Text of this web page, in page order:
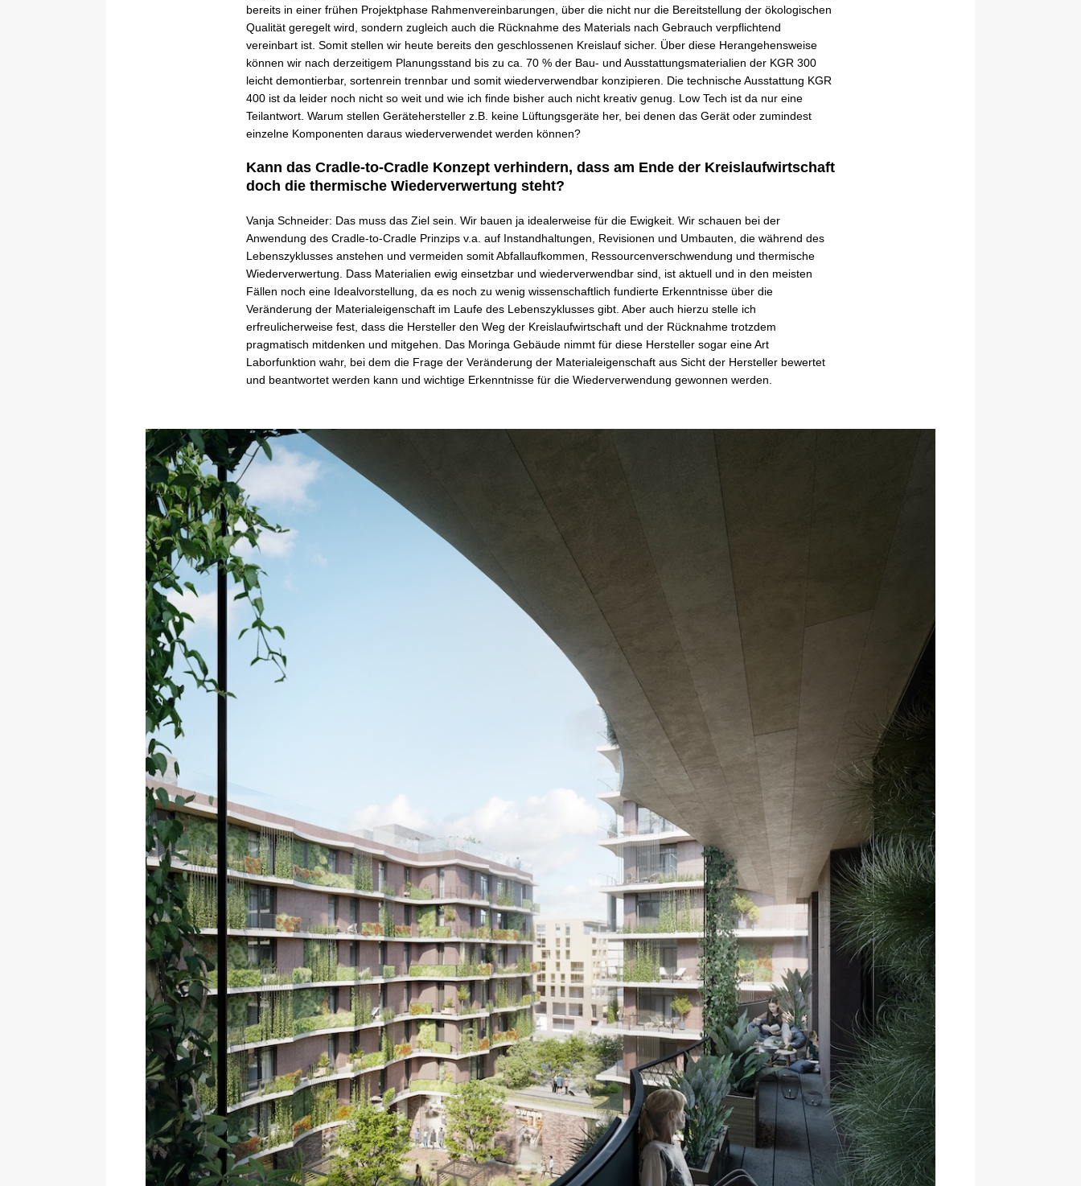
bereits in einer frühen Projektphase Rahmenvereinbarungen, über die nicht nur die Bereitstellung der ökologischen
Qualität geregelt wird, sondern zugleich auch die Rücknahme des Materials nach Gebrauch verpflichtend
vereinbart ist. Somit stellen wir heute bereits den geschlossenen Kreislauf sicher. Über diese Herangehensweise
können wir nach derzeitigem Planungsstand bis zu ca. 70 % der Bau- und Ausstattungsmaterialien der KGR 300
leicht demontierbar, sortenrein trennbar und somit wiederverwendbar konzipieren. Die technische Ausstattung KGR
400 ist da leider noch nicht so weit und wie ich finde bisher auch nicht kreativ genug. Low Tech ist da nur eine
Teilantwort. Warum stellen Gerätehersteller z.B. keine Lüftungsgeräte her, bei denen das Gerät oder zumindest
einzelne Komponenten daraus wiederverwendet werden können?
Kann das Cradle-to-Cradle Konzept verhindern, dass am Ende der Kreislaufwirtschaft
doch die thermische Wiederverwertung steht?
Vanja Schneider: Das muss das Ziel sein. Wir bauen ja idealerweise für die Ewigkeit. Wir schauen bei der
Anwendung des Cradle-to-Cradle Prinzips v.a. auf Instandhaltungen, Revisionen und Umbauten, die während des
Lebenszyklusses anstehen und vermeiden somit Abfallaufkommen, Ressourcenverschwendung und thermische
Wiederverwertung. Dass Materialien ewig einsetzbar und wiederverwendbar sind, ist aktuell und in den meisten
Fällen noch eine Idealvorstellung, da es noch zu wenig wissenschaftlich fundierte Erkenntnisse über die
Veränderung der Materialeigenschaft im Laufe des Lebenszyklusses gibt. Aber auch hierzu stelle ich
erfreulicherweise fest, dass die Hersteller den Weg der Kreislaufwirtschaft und der Rücknahme trotzdem
pragmatisch mitdenken und mitgehen. Das Moringa Gebäude nimmt für diese Hersteller sogar eine Art
Laborfunktion wahr, bei dem die Frage der Veränderung der Materialeigenschaft aus Sicht der Hersteller bewertet
und beantwortet werden kann und wichtige Erkenntnisse für die Wiederverwendung gewonnen werden.